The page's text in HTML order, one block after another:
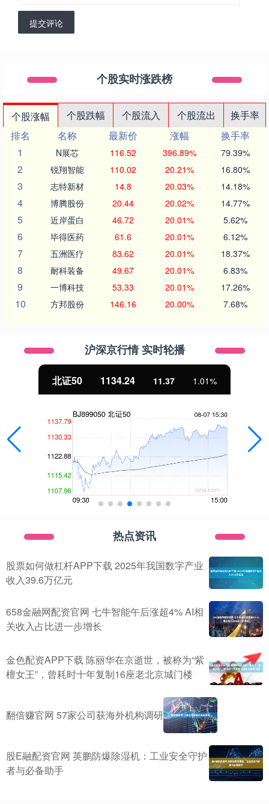
提交评论
个股实时涨跌榜
个股涨幅 个股跌幅 个股流入 个股流出
换手率
排名
名称 最新价 涨幅
换手率
1
N展芯 116.52 396.89% 79.39%
2 锐翔智能 110.02 20.21% 16.80%
3 志特新材 14.8 20.03% 14.18%
4 博腾股份 20.44 20.02% 14.77%
5 近岸蛋白 46.72 20.01% 5.62%
6 毕得医药 61.6 20.01% 6.12%
7 五洲医疗 83.62 20.01% 18.37%
8 耐科装备 49.67 20.01% 6.83%
9 一博科技 53.33 20.01% 17.26%
10 方邦股份 146.16 20.00% 7.68%
沪深京行情 实时轮播
北证50 1134.24 11.37 1.01%
热点资讯
股票如何做杠杆APP下载 2025年我国数字产业
收入39.6万亿元
658金融网配资官网 七牛智能午后涨超4% AI相
关收入占比进一步增长
金色配资APP下载 陈丽华在京逝世，被称为“紫
檀女王”，曾耗时十年复制16座老北京城门楼
翻倍赚官网 57家公司获海外机构调研
股E融配资官网 英鹏防爆除湿机：工业安全守护
者与必备助手